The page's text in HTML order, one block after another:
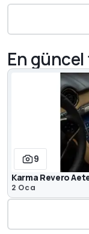
En
9
Karma Revero
2 Oca